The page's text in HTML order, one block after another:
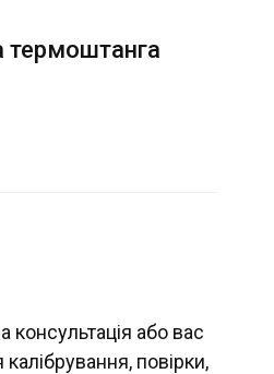
термоштанга
консультація або вас
калібрування, повірки,